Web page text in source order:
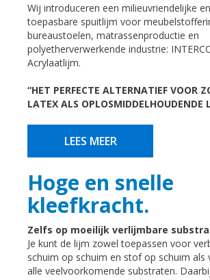
Wij introduceren een milieuvriendelijke
toepasbare spuitlijm voor
bureaustoelen, matrassenproductie en
polyetherverwerkende industrie:
Acrylaatlijm.
“HET PERFECTE ALTERNATIEF VOOR
LATEX ALS OPLOSMIDDELHOUDENDE
LEES MEER
Hoge en snelle
kleefkracht.
Zelfs op moeilijk verlijmbare
Je kunt de lijm zowel toepassen voor
schuim op schuim en stof op schuim als
alle veelvoorkomende substraten.